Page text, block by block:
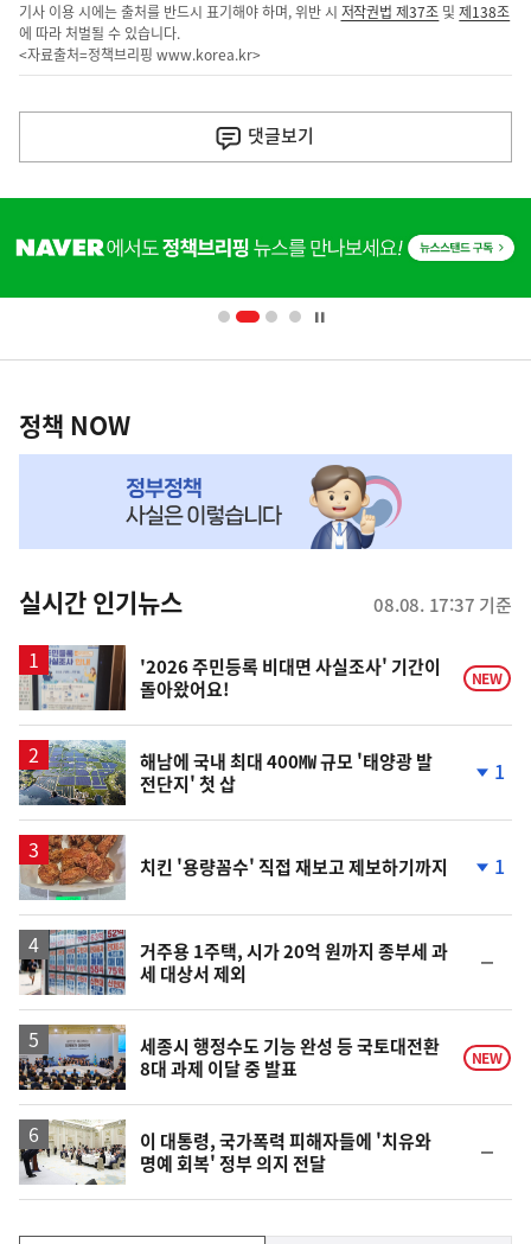
기사 이용 시에는 출처를 반드시 표기해야 하며, 위반 시 저작권법 제37조 및제138조
에 따라 처벌될 수 있습니다.
<자료출처=정책브리핑 www.korea.kr>
다
음
기
댓글보기
단
영
책
NOW,
뉴
스
정책 NOW
실시간 인기뉴스 08.08. 17:37 기준
'2026 주민등록 비대면 사실조사' 기간이
돌아왔어요!
NEW
해남에 국내 최대 400㎿ 규모 '태양광 발
전단지' 첫 삽
1
치킨 '용량꼼수' 직접 재보고 제보하기까지 1
거주용 1주택, 시가 20억 원까지 종부세 과
세 대상서 제외
일
세종시 행정수도 기능 완성 등 국토대전환
8대 과제 이달 중 발표
NEW
이 대통령, 국가폭력 피해자들에 '치유와
명예 회복' 정부 의지 전달
일